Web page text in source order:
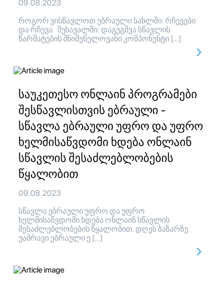
09.08.2023
როგორ ვისწავლოთ ებრაული სახლში: რჩევები
და რჩევა შესავალში: დაგეგმვა სწავლის
წარმატების მნიშვნელოვანი კომპონენტი […]
საუკეთესო ონლაინ პროგრამები
შესწავლისთვის ებრაული -
სწავლა ებრაული უფრო და უფრო
ხელმისაწვდომი ხდება ონლაინ
სწავლის შესაძლებლობების
წყალობით
09.08.2023
სწავლა ებრაული უფრო და უფრო
ხელმისაწვდომი ხდება ონლაინ სწავლის
შესაძლებლობების წყალობით. დღეს ბაზარზე
უამრავი ებრაული ე […]